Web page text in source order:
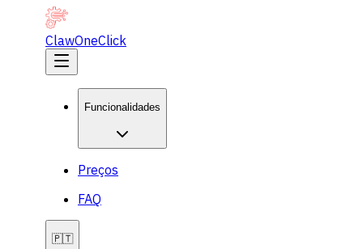
ClawOneClick
Funcionalidades
Preços
FAQ
🇵🇹